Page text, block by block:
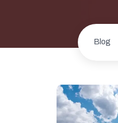
Tamamlayıcı Sağlık Sigortası
Blog